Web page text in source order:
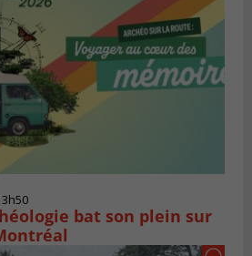
bat son plein sur